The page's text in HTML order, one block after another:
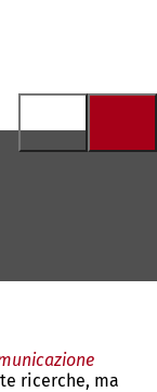
ricerche, ma